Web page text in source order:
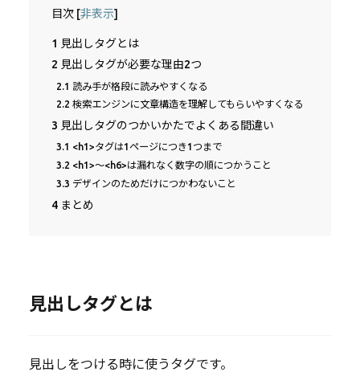
目次 [非表示]
1 見出しタグとは
2 見出しタグが必要な理由2つ
2.1 読み手が格段に読みやすくなる
2.2 検索エンジンに文章構造を理解してもらいやすくなる
3 見出しタグのつかいかたでよくある間違い
3.1
<h1>タグは1ページにつき1つまで
3.2 <h1>〜<h6>は漏れなく数字の順につかうこと
3.3 デザインのためだけにつかわないこと
4まとめ
見出しタグとは
見出しをつける時に使うタグです。